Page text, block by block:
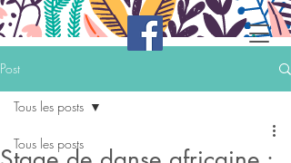
Post
Tous les posts
Tous les posts